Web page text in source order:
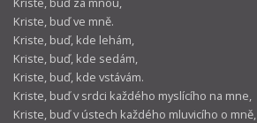
Kriste, buď ve mně.
Kriste, buď, kde lehám,
Kriste, buď, kde sedám,
Kriste, buď, kde vstávám.
Kriste, buď v srdci každého myslícího na mne,
Kriste, buď v ústech každého mluvicího o mně,